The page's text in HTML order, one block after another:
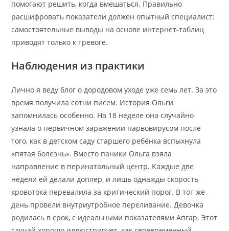
помогают решить, когда вмешаться. Правильно
расшифровать показатели должен опытный специалист:
самостоятельные выводы на основе интернет-таблиц
приводят только к тревоге.
Наблюдения из практики
Лично я веду блог о дородовом уходе уже семь лет. За это
время получила сотни писем. История Ольги
запомнилась особенно. На 18 неделе она случайно
узнала о первичном заражении парвовирусом после
того, как в детском саду старшего ребёнка вспыхнула
«пятая болезнь». Вместо паники Ольга взяла
направление в перинатальный центр. Каждые две
недели ей делали доплер, и лишь однажды скорость
кровотока перевалила за критический порог. В тот же
день провели внутриутробное переливание. Девочка
родилась в срок, с идеальными показателями Апгар. Этот